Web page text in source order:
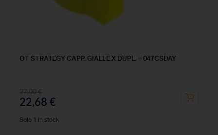
OT STRATEGY CAPP. GIALLE X DUPL. – 047CSDAY
22,68 €
Solo 1 in stock